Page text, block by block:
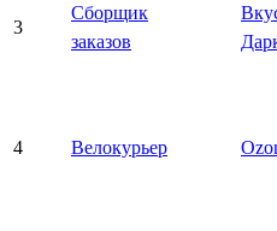
3
Сборщик
заказов
4 Велокурьер